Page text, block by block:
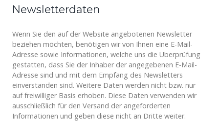
Newsletterdaten
Wenn Sie den auf der Website angebotenen Newsletter
beziehen möchten, benötigen wir von Ihnen eine E-Mail-
Adresse sowie Informationen, welche uns die Überprüfung
gestatten, dass Sie der Inhaber der angegebenen E-Mail-
Adresse sind und mit dem Empfang des Newsletters
einverstanden sind. Weitere Daten werden nicht bzw. nur
auf freiwilliger Basis erhoben. Diese Daten verwenden wir
ausschließlich für den Versand der angeforderten
Informationen und geben diese nicht an Dritte weiter.